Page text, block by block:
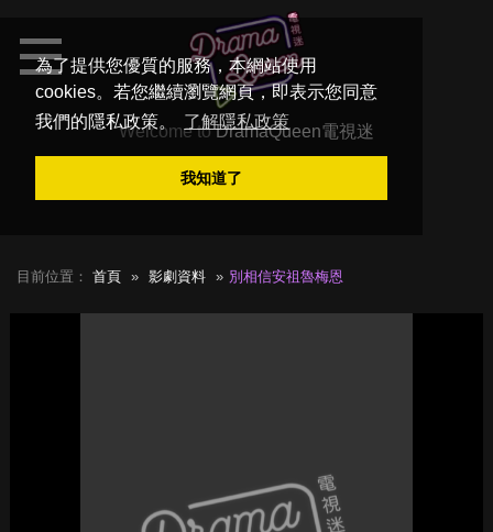
為了提供您優質的服務，本網站使用
cookies。若您繼續瀏覽網頁，即表示您同意
我們的隱私政策。
了解隱私政策
我知道了
Welcome toDramaQueen電視迷
目前位置： 首頁 影劇資料 別相信安祖魯梅恩